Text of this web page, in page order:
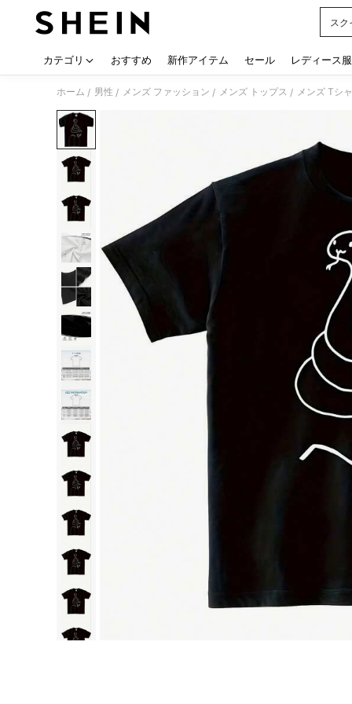
スク
カテゴリ おすすめ 新作アイテム セール レディース服
ホーム / 男性 / メンズ ファッション / メンズ トップス / メンズ Tシ